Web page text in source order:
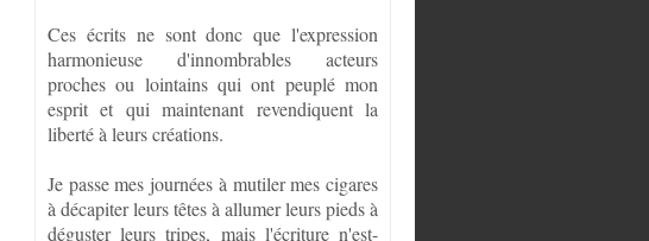
Ces écrits ne sont donc que l'expression
harmonieuse d'innombrables acteurs
proches ou lointains qui ont peuplé mon
esprit et qui maintenant revendiquent la
liberté à leurs créations.
Je passe mes journées à mutiler mes cigares
à décapiter leurs têtes à allumer leurs pieds à
déguster leurs tripes, mais l'écriture n'est-